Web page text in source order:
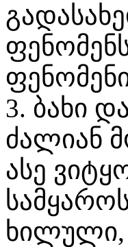
3. ბახი
ძალიან
ასე
ხილული,